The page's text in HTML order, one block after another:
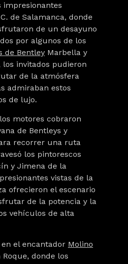
impresionantes
de Salamanca, donde
de un desayuno
por algunos de los
de Bentley Marbella y
los invitados pudieron
de la atmósfera
admiraban estos
de lujo.
motores cobraron
de Bentleys y
recorrer una ruta
los pintorescos
y Jimena de la
vistas de la
ofrecieron el escenario
de la potencia y la
vehículos de alta
el encantador Molino
Roque, donde los